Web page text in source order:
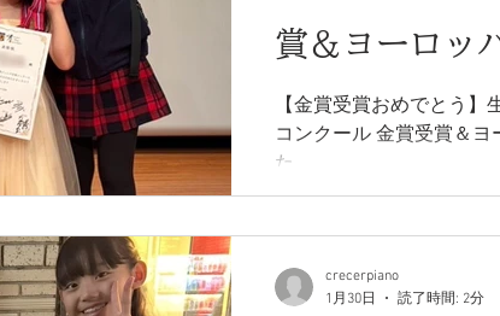
賞＆ヨーロッ
【金賞受賞おめでとう
コンクール 金賞受賞＆
た。
crecerpiano
1月30日
読了時間: 2分